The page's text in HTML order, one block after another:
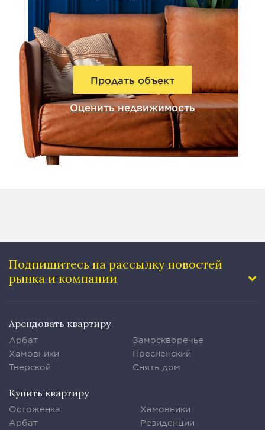
Продать объект
Оценить недвижимость
Подпишитесь на рассылку новостей
рынка и компании
Арендовать квартиру
Арбат
Хамовники
Тверской
Замоскворечье
Пресненский
Снять дом
Купить квартиру
Остоженка
Арбат
Хамовники
Резиденции